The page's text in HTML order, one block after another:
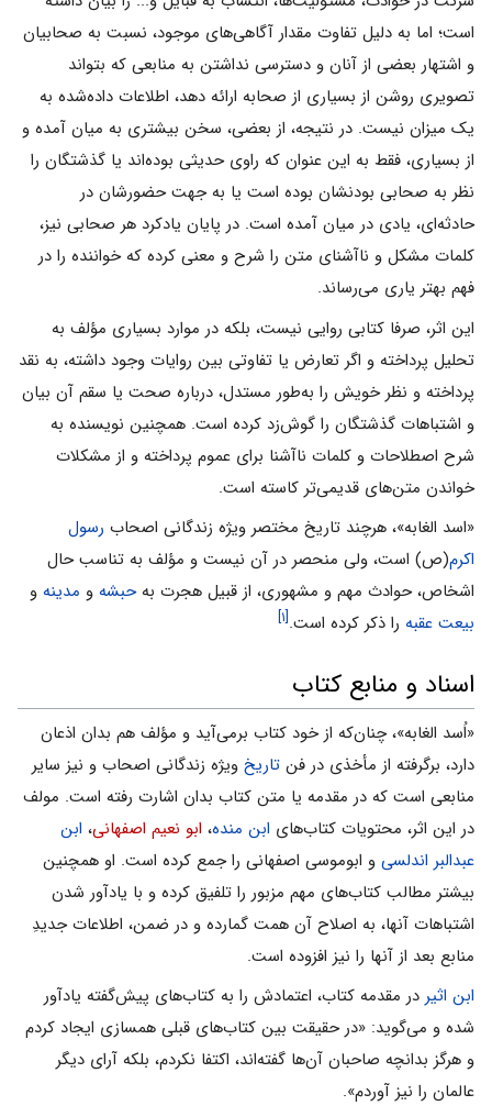
است؛ اما به دلیل تفاوت مقدار آگاهى‌هاى موجود، نسبت به صحابیان
و اشتهار بعضى از آنان و دسترسى نداشتن به منابعى که بتواند
تصویرى روشن از بسیارى از صحابه ارائه دهد، اطلاعات داده‌شده به
یک میزان نیست. در نتیجه، از بعضى، سخن بیشترى به میان آمده و
از بسیارى، فقط به این عنوان که راوى حدیثى بوده‌اند یا گذشتگان را
نظر به صحابى بودنشان بوده است یا به جهت حضورشان در
حادثه‌اى، یادى در میان آمده است. در پایان یادکرد هر صحابى نیز،
کلمات مشکل و ناآشناى متن را شرح و معنى کرده که خواننده را در
فهم بهتر یارى مى‌رساند.
این اثر، صرفا کتابى روایى نیست، بلکه در موارد بسیارى مؤلف به
تحلیل پرداخته و اگر تعارض یا تفاوتى بین روایات وجود داشته، به نقد
پرداخته و نظر خویش را به‌طور مستدل، درباره صحت یا سقم آن بیان
و اشتباهات گذشتگان را گوش‌زد کرده است. همچنین نویسنده به
شرح اصطلاحات و کلمات ناآشنا برای عموم پرداخته و از مشکلات
خواندن متن‌های قدیمی‌تر کاسته است.
«اسد الغابه»، هرچند تاریخ مختصر ویژه زندگانى اصحاب رسول
اکرم(ص) است، ولی منحصر در آن نیست و مؤلف به تناسب حال
اشخاص، حوادث مهم و مشهورى، از قبیل هجرت بهحبشه و مدینه و
بیعت عقبه را ذکر کرده است.[۱]
اسناد و منابع کتاب
«اُسد الغابه»، چنان‌که از خود کتاب برمى‌آید و مؤلف هم بدان اذعان
دارد، برگرفته از مأخذى در فن تاریخ ویژه زندگانى اصحاب و نیز سایر
منابعى است که در مقدمه یا متن کتاب بدان اشارت رفته است. مولف
در این اثر، محتویات کتاب‌هاى ابن منده، ابو نعیم اصفهانی، ابن
عبدالبر اندلسی و ابوموسى اصفهانی را جمع کرده است. او همچنین
بیشتر مطالب کتاب‌های مهم مزبور را تلفیق کرده و با یادآور شدن
اشتباهات آنها، به اصلاح آن همت گمارده و در ضمن، اطلاعات جدیدِ
منابع بعد از آنها را نیز افزوده است.
ابن اثیر در مقدمه کتاب، اعتمادش را به کتاب‌هاى پیش‌گفته یادآور
شده و مى‌گوید: «در حقیقت بین کتاب‌هاى قبلى همسازى ایجاد کردم
و هرگز بدانچه صاحبان آن‌ها گفته‌اند، اکتفا نکردم، بلکه آراى دیگر
عالمان را نیز آوردم».